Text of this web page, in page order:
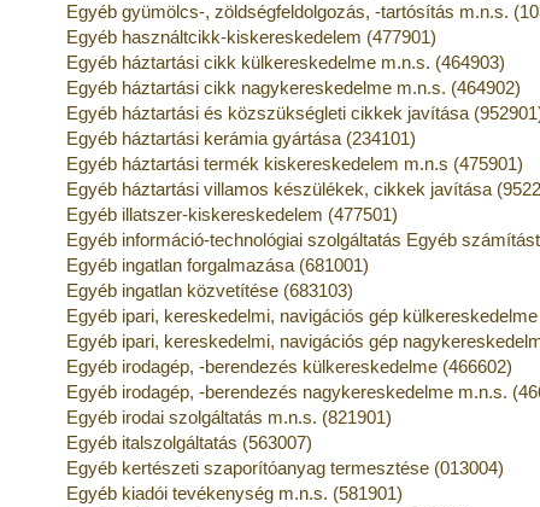
Egyéb gyümölcs-, zöldségfeldolgozás, -tartósítás m.n.s.
Egyéb használtcikk-kiskereskedelem (477901)
Egyéb háztartási cikk külkereskedelme m.n.s. (464903)
Egyéb háztartási cikk nagykereskedelme m.n.s. (464902)
Egyéb háztartási és közszükségleti cikkek javítása
Egyéb háztartási kerámia gyártása (234101)
Egyéb háztartási termék kiskereskedelem m.n.s (475901)
Egyéb háztartási villamos készülékek, cikkek javítása
Egyéb illatszer-kiskereskedelem (477501)
Egyéb információ-technológiai szolgáltatás Egyéb
Egyéb ingatlan forgalmazása (681001)
Egyéb ingatlan közvetítése (683103)
Egyéb ipari, kereskedelmi, navigációs gép
Egyéb ipari, kereskedelmi, navigációs gép
Egyéb irodagép, -berendezés külkereskedelme (466602)
Egyéb irodagép, -berendezés nagykereskedelme m.n.s.
Egyéb irodai szolgáltatás m.n.s. (821901)
Egyéb italszolgáltatás (563007)
Egyéb kertészeti szaporítóanyag termesztése (013004)
Egyéb kiadói tevékenység m.n.s. (581901)